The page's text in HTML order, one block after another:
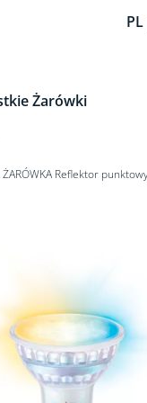
Żarówki
ŻARÓWKA Reflektor